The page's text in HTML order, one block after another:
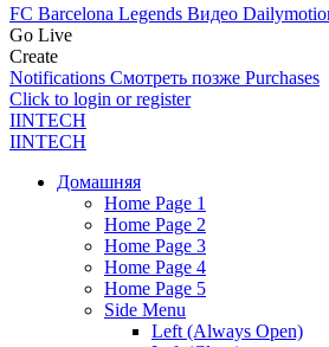
FC Barcelona Legends Видео
Go Live
Create
Notifications Смотреть позже Purchases
Click to login or register
IINTECH
IINTECH
Домашняя
Home Page 1
Home Page 2
Home Page 3
Home Page 4
Home Page 5
Side Menu
Left (Always Open)